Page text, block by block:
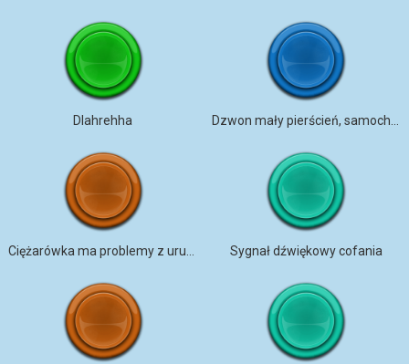
DIahrehha
Sygnał dźwiękowy cofania